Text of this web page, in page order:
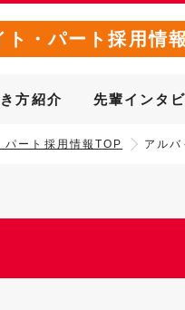
ト・パート採用情報
方紹介 先輩インタ
パート採用情報TOP アル